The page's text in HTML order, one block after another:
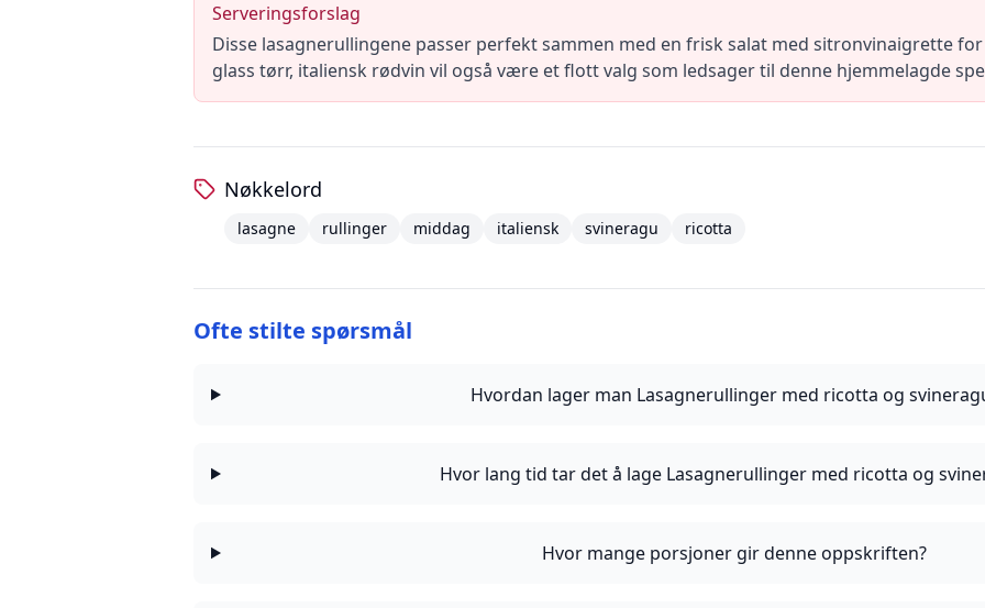
Serveringsforslag
Disse lasagnerullingene passer perfekt sammen med en frisk salat med sitronvinaigrette
glass tørr, italiensk rødvin vil også være et flott valg som ledsager til denne hjemmelagde
Nøkkelord
lasagne rullinger middag italiensk svineragu ricotta
Ofte stilte spørsmål
Hvordan lager man Lasagnerullinger med ricotta og
Hvor lang tid tar det å lage Lasagnerullinger med ricotta og
Hvor mange porsjoner gir denne oppskriften?